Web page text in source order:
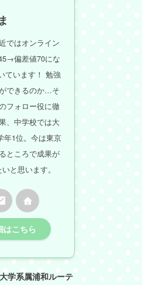
ではオンライン
偏差値70にな
ています！ 勉強
できるのか…そ
フォロー役に徹
、中学校では大
年1位。今は東京
ところで成果が
と思います。
はこちら
学系属浦和ルーテ